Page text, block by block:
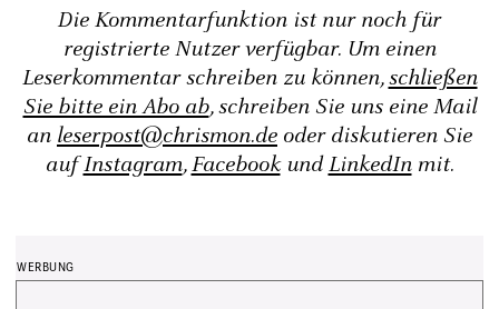
Die Kommentarfunktion ist nur noch für
registrierte Nutzer verfügbar. Um einen
Leserkommentar schreiben zu können,schließen
Sie bitte ein Abo ab, schreiben Sie uns eine Mail
an leserpost@chrismon.de oder diskutieren Sie
aufInstagram,FacebookundLinkedInmit.